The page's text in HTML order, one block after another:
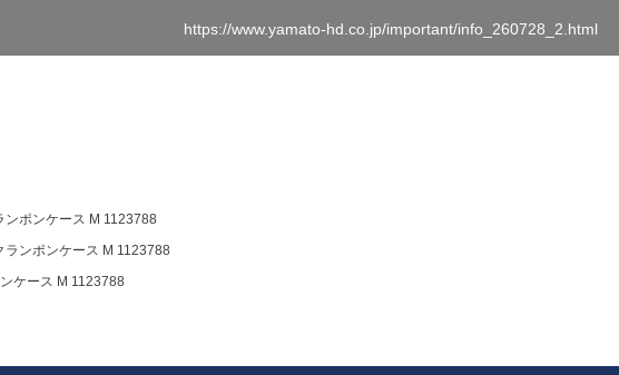
https://www.yamato-hd.co.jp/important/info_260728_2.html
ポンケース M 1123788
ランポンケース M 1123788
ケース M 1123788